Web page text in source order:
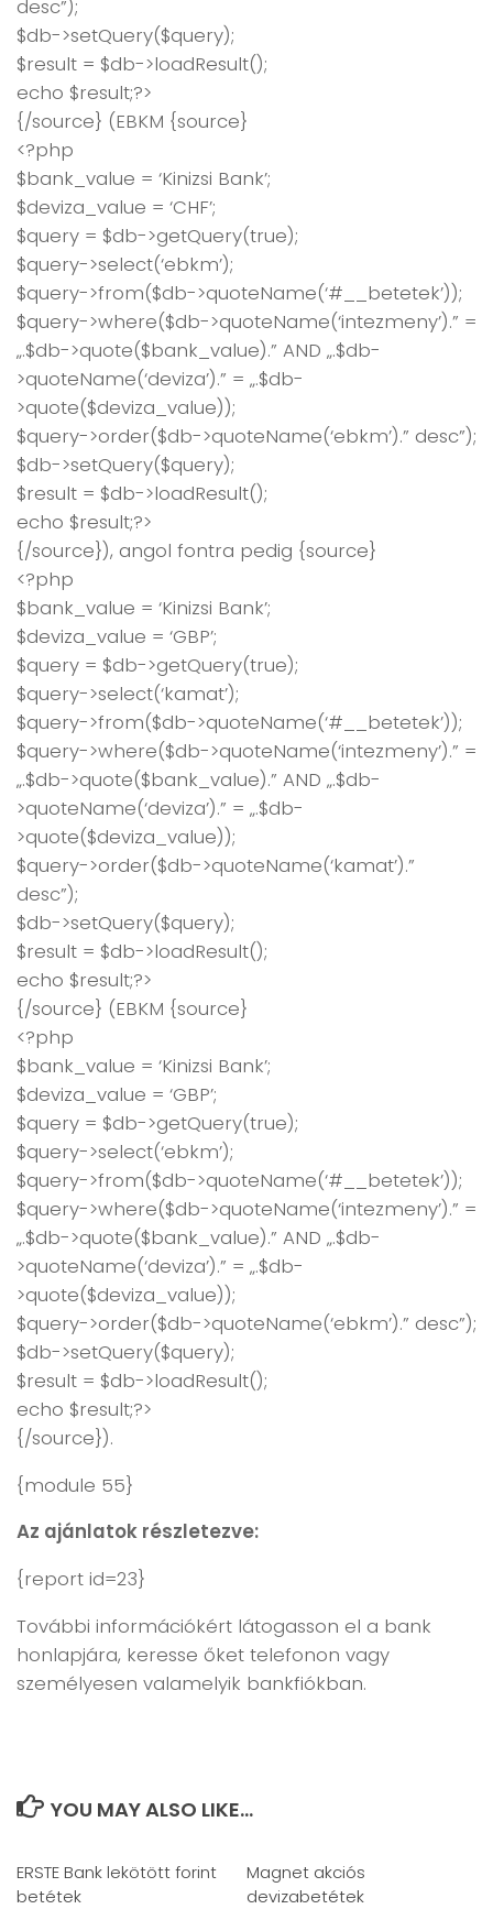
desc”);
$db->setQuery($query);
$result = $db->loadResult();
echo $result;?>
{/source} (EBKM {source}
<?php
$bank_value = ‘Kinizsi Bank’;
$deviza_value = ‘CHF’;
$query = $db->getQuery(true);
$query->select(‘ebkm’);
$query->from($db->quoteName(‘#__betetek’));
$query->where($db->quoteName(‘intezmeny’).” =
„.$db->quote($bank_value).” AND „.$db-
>quoteName(‘deviza’).” = „.$db-
>quote($deviza_value));
$query->order($db->quoteName(‘ebkm’).” desc”);
$db->setQuery($query);
$result = $db->loadResult();
echo $result;?>
{/source}), angol fontra pedig {source}
<?php
$bank_value = ‘Kinizsi Bank’;
$deviza_value = ‘GBP’;
$query = $db->getQuery(true);
$query->select(‘kamat’);
$query->from($db->quoteName(‘#__betetek’));
$query->where($db->quoteName(‘intezmeny’).” =
„.$db->quote($bank_value).” AND „.$db-
>quoteName(‘deviza’).” = „.$db-
>quote($deviza_value));
$query->order($db->quoteName(‘kamat’).”
desc”);
$db->setQuery($query);
$result = $db->loadResult();
echo $result;?>
{/source} (EBKM {source}
<?php
$bank_value = ‘Kinizsi Bank’;
$deviza_value = ‘GBP’;
$query = $db->getQuery(true);
$query->select(‘ebkm’);
$query->from($db->quoteName(‘#__betetek’));
$query->where($db->quoteName(‘intezmeny’).” =
„.$db->quote($bank_value).” AND „.$db-
>quoteName(‘deviza’).” = „.$db-
>quote($deviza_value));
$query->order($db->quoteName(‘ebkm’).” desc”);
$db->setQuery($query);
$result = $db->loadResult();
echo $result;?>
{/source}).
{module 55}
Az ajánlatok részletezve:
{report id=23}
További információkért látogasson el a bank
honlapjára, keresse őket telefonon vagy
személyesen valamelyik bankfiókban.
YOU MAY ALSO LIKE...
ERSTE Bank lekötött forint
betétek
Magnet akciós
devizabetétek